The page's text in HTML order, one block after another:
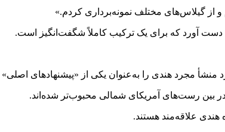
از گیلاس‌های مختلف نمونه‌برداری کردم.»
منشأ مجرد هندی را به‌عنوان یکی از «پیشنهاد‌های
در بین رست‌های آمریکای شمالی محبوب‌تر شده‌اند.
هندی علاقه‌مند هستند.